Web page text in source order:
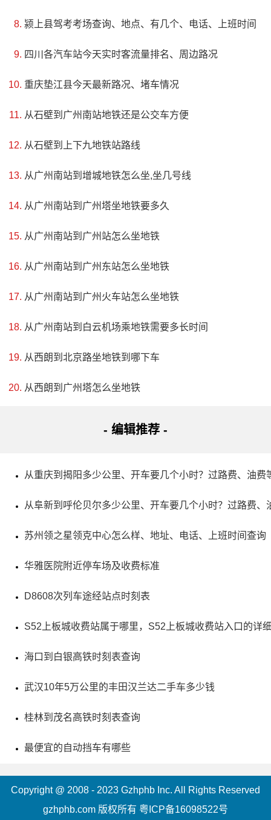
评级：AA & 省级重点文物保护单位
地址：开封市尉氏县文化中路345号
擅长五言诗表达生活困境和讥讽现实，独具风格；其《大人
博物馆、大观书院、古琴演艺厅、文化产品展区等。特别是
老味·吃街项目被列入2016年文化+餐饮重点项目，被授予众
饮食文化。皇宋大观文化园也是开封市文化产业和收藏文化
的示范基地，让人可以观书、品茗、访古，享受文化气息。
颍上县驾考考场查询、地点、有几个、电话、上班时间
四川各汽车站今天实时客流量排名、周边路况
重庆垫江县今天最新路况、堵车情况
从石壁到广州南站地铁还是公交车方便
从石壁到上下九地铁站路线
从广州南站到增城地铁怎么坐,坐几号线
从广州南站到广州塔坐地铁要多久
从广州南站到广州站怎么坐地铁
从广州南站到广州东站怎么坐地铁
从广州南站到广州火车站怎么坐地铁
从广州南站到白云机场乘地铁需要多长时间
从西朗到北京路坐地铁到哪下车
从西朗到广州塔怎么坐地铁
- 编辑推荐 -
从重庆到揭阳多少公里、开车要几个小时？过路费、油费
从阜新到呼伦贝尔多少公里、开车要几个小时？过路费、
苏州领之星领克中心怎么样、地址、电话、上班时间查询
华雅医院附近停车场及收费标准
D8608次列车途经站点时刻表
S52上板城收费站属于哪里，S52上板城收费站入口的详
海口到白银高铁时刻表查询
武汉10年5万公里的丰田汉兰达二手车多少钱
桂林到茂名高铁时刻表查询
最便宜的自动挡车有哪些
Copyright @ 2008 - 2023 Gzhphb Inc. All Rights Reserved
gzhphb.com 版权所有 粤ICP备16098522号